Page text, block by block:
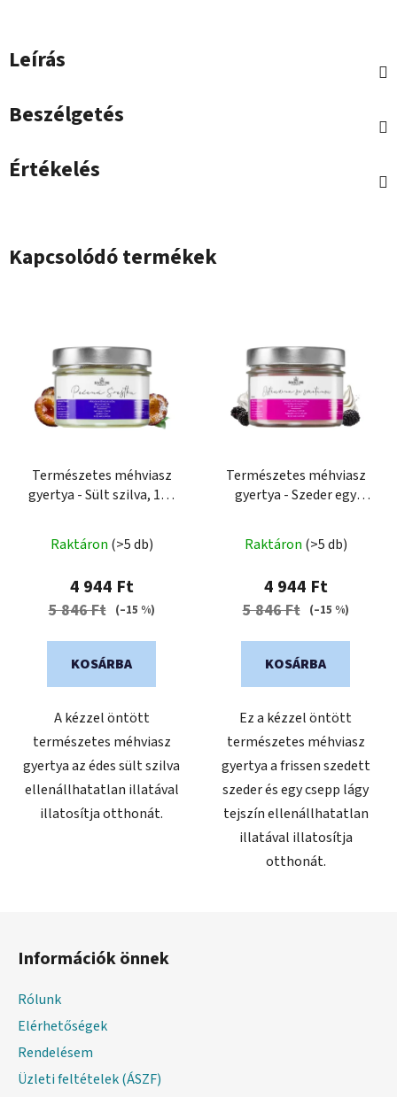
Leírás
Beszélgetés
Értékelés
Kapcsolódó termékek
Természetes méhviasz
gyertya - Sült szilva, 150
Raktáron (>5 db)
4 944 Ft
5 846 Ft (–15 %)
KOSÁRBA
A kézzel öntött
természetes méhviasz
gyertya az édes sült szilva
ellenállhatatlan illatával
illatosítja otthonát.
Természetes méhviasz
gyertya - Szeder egy
Raktáron (>5 db)
4 944 Ft
5 846 Ft (–15 %)
KOSÁRBA
Ez a kézzel öntött
természetes méhviasz
gyertya a frissen szedett
szeder és egy csepp lágy
tejszín ellenállhatatlan
illatával illatosítja
otthonát.
Információk önnek
Rólunk
Elérhetőségek
Rendelésem
Üzleti feltételek (ÁSZF)